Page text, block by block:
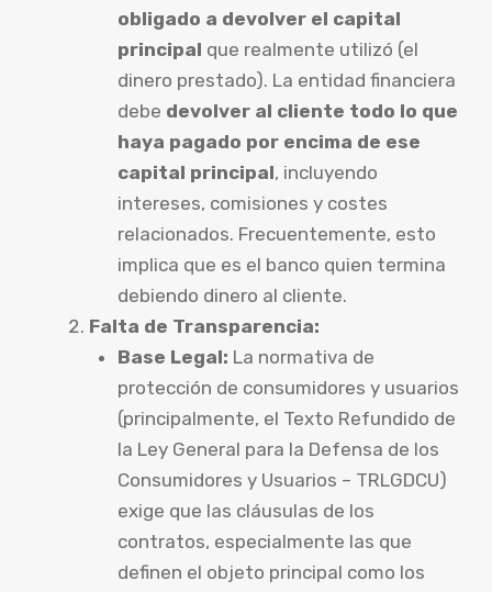
obligado a devolver el capital
principal que realmente utilizó (el
dinero prestado). La entidad financiera
debe devolver al cliente todo lo que
haya pagado por encima de ese
capital principal, incluyendo
intereses, comisiones y costes
relacionados. Frecuentemente, esto
implica que es el banco quien termina
debiendo dinero al cliente.
Falta de Transparencia:
Base Legal: La normativa de
protección de consumidores y usuarios
(principalmente, el Texto Refundido de
la Ley General para la Defensa de los
Consumidores y Usuarios – TRLGDCU)
exige que las cláusulas de los
contratos, especialmente las que
definen el objeto principal como los